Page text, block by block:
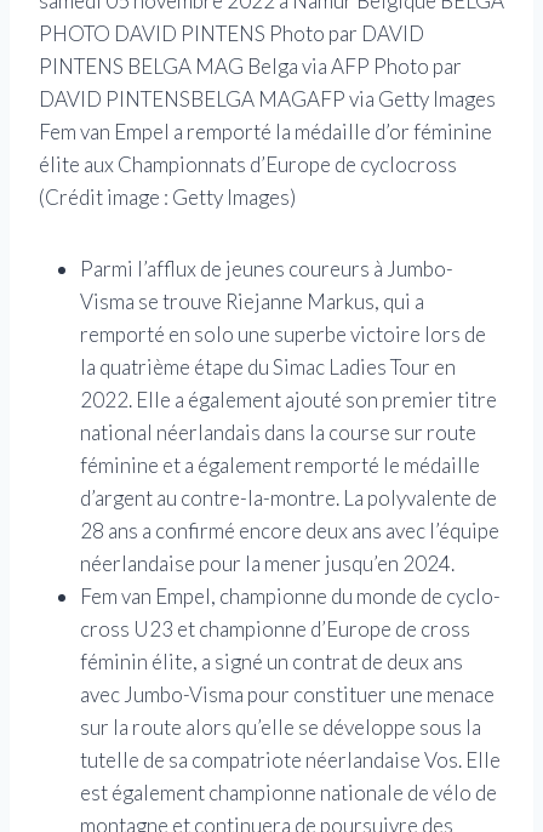
Fem van Empel a remporté la médaille d’or féminine
élite aux Championnats d’Europe de cyclocross
(Crédit image : Getty Images)
Parmi l’afflux de jeunes coureurs à Jumbo-
Visma se trouve Riejanne Markus, qui a
remporté en solo une superbe victoire lors de
la quatrième étape du Simac Ladies Tour en
2022. Elle a également ajouté son premier titre
national néerlandais dans la course sur route
féminine et a également remporté le médaille
d’argent au contre-la-montre. La polyvalente de
28 ans a confirmé encore deux ans avec l’équipe
néerlandaise pour la mener jusqu’en 2024.
Fem van Empel, championne du monde de cyclo-
cross U23 et championne d’Europe de cross
féminin élite, a signé un contrat de deux ans
avec Jumbo-Visma pour constituer une menace
sur la route alors qu’elle se développe sous la
tutelle de sa compatriote néerlandaise Vos. Elle
est également championne nationale de vélo de
montagne et continuera de poursuivre des